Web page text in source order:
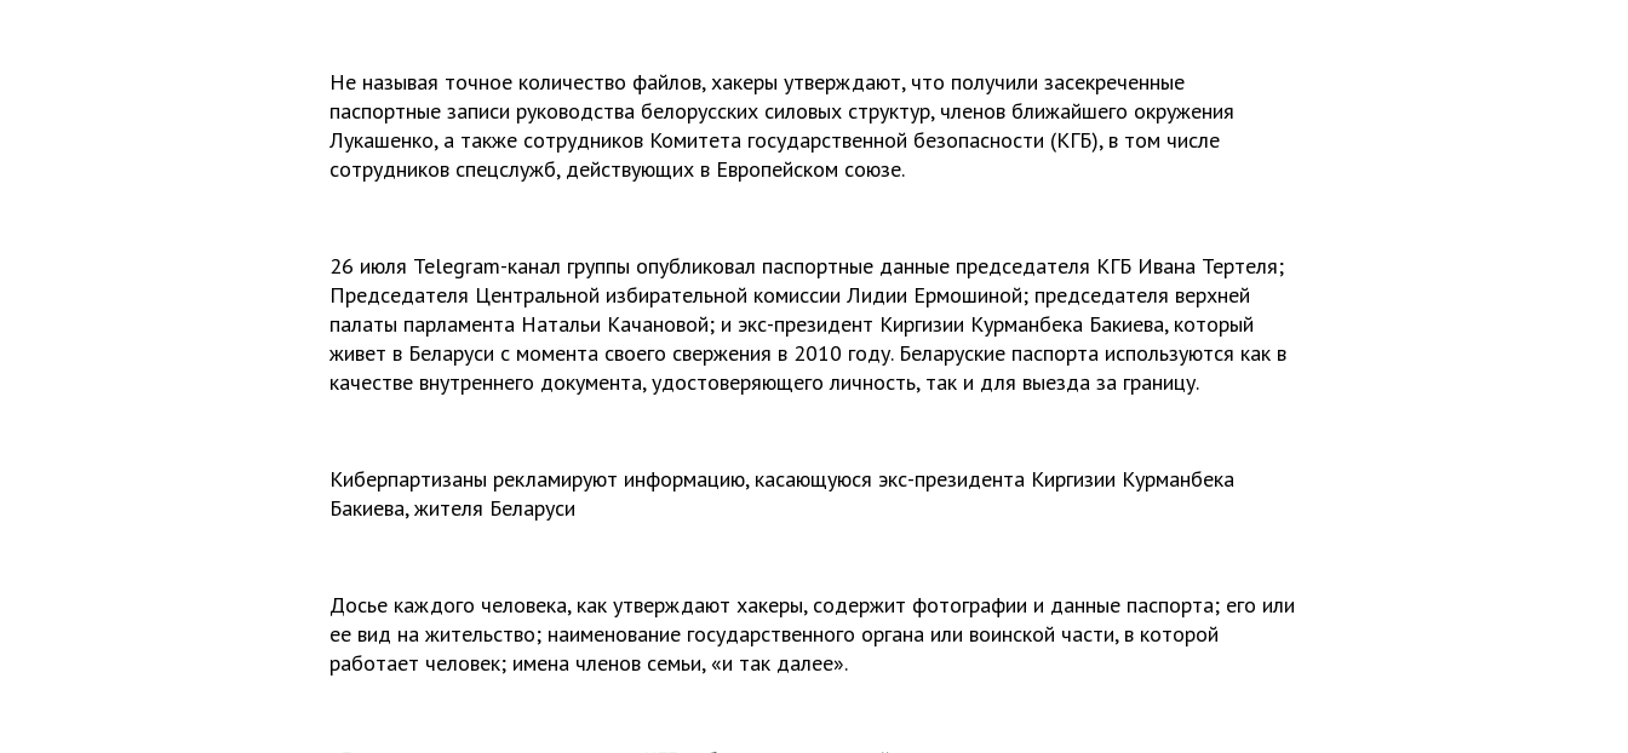
Не называя точное количество файлов, хакеры утверждают, что получили засекреченные
паспортные записи руководства белорусских силовых структур, членов ближайшего окружения
Лукашенко, а также сотрудников Комитета государственной безопасности (КГБ), в том числе
сотрудников спецслужб, действующих в Европейском союзе.
26 июля Telegram-канал группы опубликовал паспортные данные председателя КГБ Ивана Тертеля;
Председателя Центральной избирательной комиссии Лидии Ермошиной; председателя верхней
палаты парламента Натальи Качановой; и экс-президент Киргизии Курманбека Бакиева, который
живет в Беларуси с момента своего свержения в 2010 году. Беларуские паспорта используются как в
качестве внутреннего документа, удостоверяющего личность, так и для выезда за границу.
Киберпартизаны рекламируют информацию, касающуюся экс-президента Киргизии Курманбека
Бакиева, жителя Беларуси
Досье каждого человека, как утверждают хакеры, содержит фотографии и данные паспорта; его или
ее вид на жительство; наименование государственного органа или воинской части, в которой
работает человек; имена членов семьи, «и так далее».